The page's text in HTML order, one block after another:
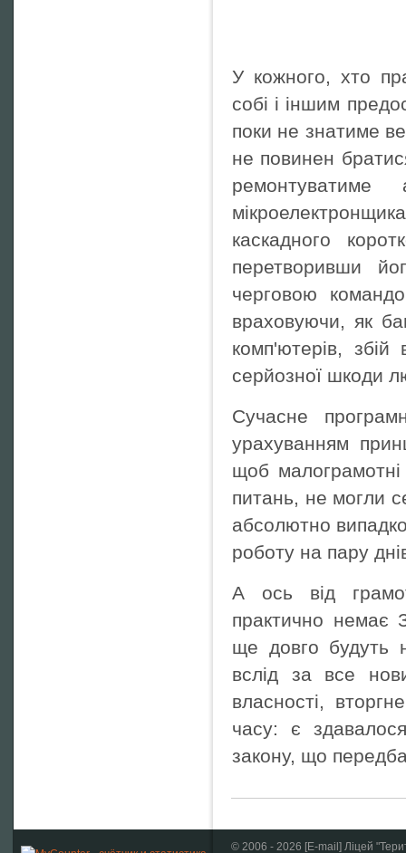
У кожного, хто
собі і іншим
поки не знатиме
не повинен
каскадного
перетворивши
черговою
враховуючи, як
комп'ютерів,
серйозної шкоди
Сучасне
урахуванням
щоб
питань, не могли
абсолютно
роботу на пару
А ось від
практично немає
ще довго будуть
вслід за все
власності,
часу: є
закону, що
© 2006 - 2026 [E-mail ] Ліцей